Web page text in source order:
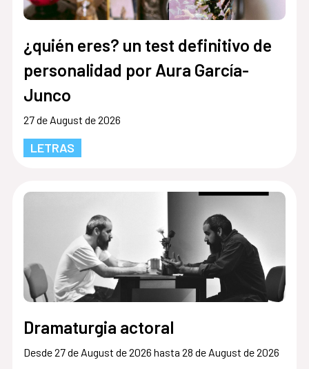
¿quién eres? un test definitivo de
personalidad por Aura García-
Junco
27 de August de 2026
LETRAS
Dramaturgia actoral
Desde 27 de August de 2026 hasta 28 de August de 2026